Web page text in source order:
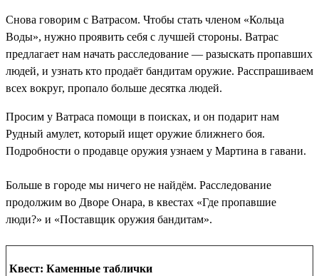
Снова говорим с Ватрасом. Чтобы стать членом «Кольца
Воды», нужно проявить себя с лучшей стороны. Ватрас
предлагает нам начать расследование — разыскать пропавших
людей, и узнать кто продаёт бандитам оружие. Расспрашиваем
всех вокруг, пропало больше десятка людей.
Просим у Ватраса помощи в поисках, и он подарит нам
Рудный амулет, который ищет оружие ближнего боя.
Подробности о продавце оружия узнаем у Мартина в гавани.
Больше в городе мы ничего не найдём. Расследование
продолжим во Дворе Онара, в квестах «Где пропавшие
люди?» и «Поставщик оружия бандитам».
Квест: Каменные таблички